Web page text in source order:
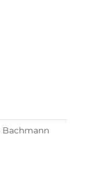
Bachmann